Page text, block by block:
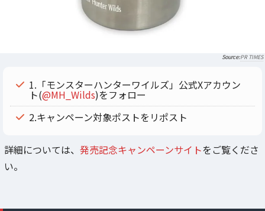
PR TIMES
1.「モンスターハンターワイルズ」公式Xアカウン
ト(@MH_Wilds)をフォロー
2.キャンペーン対象ポストをリポスト
詳細については、 発売記念キャンペーンサイトをご覧くださ
い。